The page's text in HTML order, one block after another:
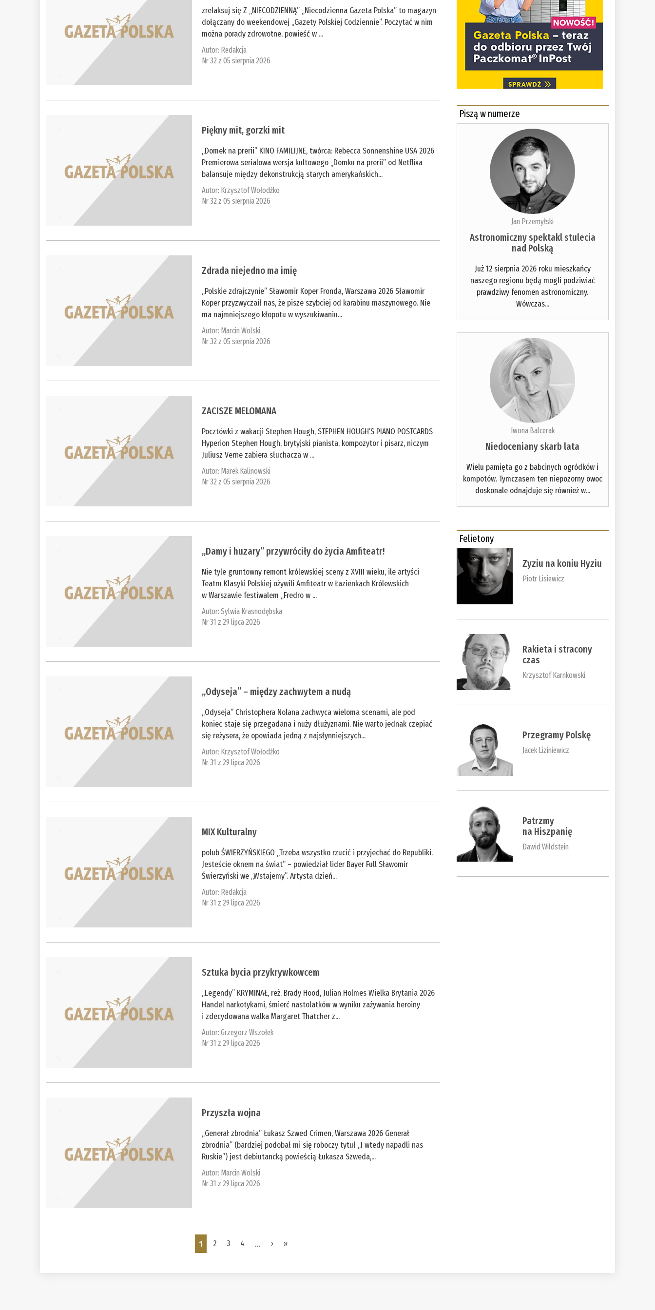
zrelaksuj się Z „NIECODZIENNĄ” „Niecodzienna Gazeta Polska” to magazyn
dołączany do weekendowej „Gazety Polskiej Codziennie”. Poczytać w nim
można porady zdrowotne, powieść w ...
Autor: Redakcja
Nr 32 z 05 sierpnia 2026
Piękny mit, gorzki mit
„Domek na prerii” KINO FAMILIJNE, twórca: Rebecca Sonnenshine USA 2026
Premierowa serialowa wersja kultowego „Domku na prerii” od Netflixa
balansuje między dekonstrukcją starych amerykańskich...
Autor: Krzysztof Wołodźko
Nr 32 z 05 sierpnia 2026
Zdrada niejedno ma imię
„Polskie zdrajczynie” Sławomir Koper Fronda, Warszawa 2026 Sławomir
Koper przyzwyczaił nas, że pisze szybciej od karabinu maszynowego. Nie
ma najmniejszego kłopotu w wyszukiwaniu...
Autor: Marcin Wolski
Nr 32 z 05 sierpnia 2026
ZACISZE MELOMANA
Pocztówki z wakacji Stephen Hough, STEPHEN HOUGH’S PIANO POSTCARDS
Hyperion Stephen Hough, brytyjski pianista, kompozytor i pisarz, niczym
Juliusz Verne zabiera słuchacza w ...
Autor: Marek Kalinowski
Nr 32 z 05 sierpnia 2026
„Damy i huzary” przywróciły do życia Amfiteatr!
Nie tyle gruntowny remont królewskiej sceny z XVIII wieku, ile artyści
Teatru Klasyki Polskiej ożywili Amfiteatr w Łazienkach Królewskich
w Warszawie festiwalem „Fredro w ...
Autor:Sylwia Krasnodębska
Nr 31 z 29 lipca 2026
„Odyseja” – między zachwytem a nudą
„Odyseja” Christophera Nolana zachwyca wieloma scenami, ale pod
koniec staje się przegadana i nuży dłużyznami. Nie warto jednak czepiać
się reżysera, że opowiada jedną z najsłynniejszych...
Autor: Krzysztof Wołodźko
Nr 31 z 29 lipca 2026
MIX Kulturalny
polub ŚWIERZYŃSKIEGO „Trzeba wszystko rzucić i przyjechać do Republiki.
Jesteście oknem na świat” – powiedział lider Bayer Full Sławomir
Świerzyński we „Wstajemy”. Artysta dzień...
Autor: Redakcja
Nr 31 z 29 lipca 2026
Sztuka bycia przykrywkowcem
„Legendy” KRYMINAŁ, reż. Brady Hood, Julian Holmes Wielka Brytania 2026
Handel narkotykami, śmierć nastolatków w wyniku zażywania heroiny
i zdecydowana walka Margaret Thatcher z...
Autor:Grzegorz Wszołek
Nr 31 z 29 lipca 2026
Przyszła wojna
„Generał zbrodnia” Łukasz Szwed Crimen, Warszawa 2026 Generał
zbrodnia” (bardziej podobał mi się roboczy tytuł „I wtedy napadli nas
Ruskie”) jest debiutancką powieścią Łukasza Szweda,...
Autor: Marcin Wolski
Nr 31 z 29 lipca 2026
1 2 3 4 … › »
Piszą w numerze
Jan Przemyłski
Astronomiczny spektakl stulecia
nad Polską
Już 12 sierpnia 2026 roku mieszkańcy
naszego regionu będą mogli podziwiać
prawdziwy fenomen astronomiczny.
Wówczas...
Iwona Balcerak
Niedoceniany skarb lata
Wielu pamięta go z babcinych ogródków i
kompotów. Tymczasem ten niepozorny owoc
doskonale odnajduje się również w...
Felietony
Zyziu na koniu Hyziu
Piotr Lisiewicz
Rakieta i stracony
czas
Krzysztof Karnkowski
Przegramy Polskę
Jacek Liziniewicz
Patrzmy
na Hiszpanię
Dawid Wildstein